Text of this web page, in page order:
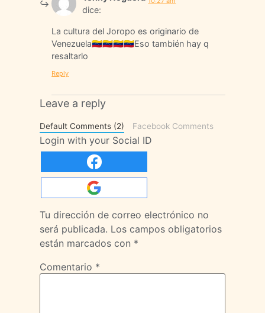
dice:
La cultura del Joropo es originario de
Venezuela🇻🇪🇻🇪🇻🇪🇻🇪Eso también hay q
resaltarlo
Reply
Leave a reply
Default Comments (2) Facebook Comments
Login with your Social ID
Tu dirección de correo electrónico no
será publicada. Los campos obligatorios
están marcados con *
Comentario *